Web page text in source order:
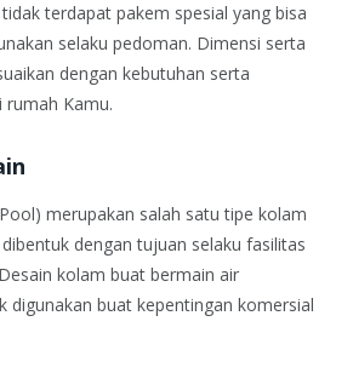
terdapat pakem spesial yang bisa
selaku pedoman. Dimensi serta
dengan kebutuhan serta
rumah Kamu.
merupakan salah satu tipe kolam
dengan tujuan selaku fasilitas
kolam buat bermain air
digunakan buat kepentingan komersial